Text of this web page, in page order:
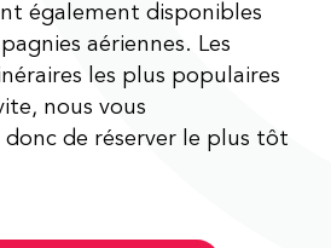
également disponibles
aériennes. Les
les plus populaires
nous vous
de réserver le plus tôt